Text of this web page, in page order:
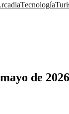
Tecnología
de 2026